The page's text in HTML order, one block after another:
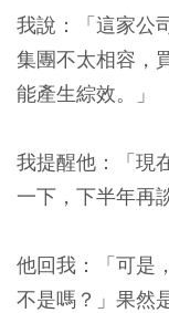
我說：「這家公
集團不太相容，
能產生綜效。」
我提醒他：「現
一下，下半年再
他回我：「可是
不是嗎？」果然